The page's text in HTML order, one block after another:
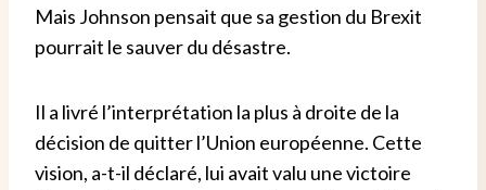
Mais Johnson pensait que sa gestion du Brexit
pourrait le sauver du désastre.
Il a livré l’interprétation la plus à droite de la
décision de quitter l’Union européenne. Cette
vision, a-t-il déclaré, lui avait valu une victoire